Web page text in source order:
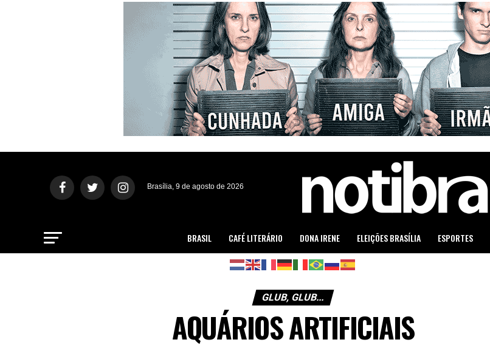
Brasília, 9 de agosto de 2026
BRASIL CAFÉ LITERÁRIO DONA IRENE ELEIÇÕES BRASÍLIA ESPORTES
GLUB, GLUB...
AQUÁRIOS ARTIFICIAIS